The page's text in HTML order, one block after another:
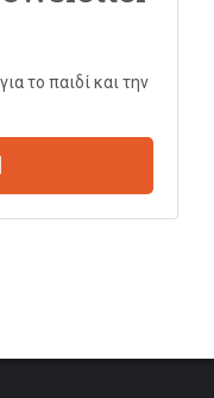
το παιδί και την